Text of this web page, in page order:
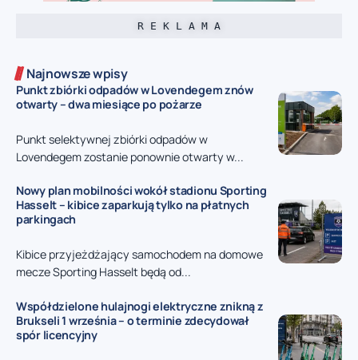
R E K L A M A
Najnowsze wpisy
Punkt zbiórki odpadów w Lovendegem znów
otwarty – dwa miesiące po pożarze
Punkt selektywnej zbiórki odpadów w
Lovendegem zostanie ponownie otwarty w...
Nowy plan mobilności wokół stadionu Sporting
Hasselt – kibice zaparkują tylko na płatnych
parkingach
Kibice przyjeżdżający samochodem na domowe
mecze Sporting Hasselt będą od...
Współdzielone hulajnogi elektryczne znikną z
Brukseli 1 września – o terminie zdecydował
spór licencyjny